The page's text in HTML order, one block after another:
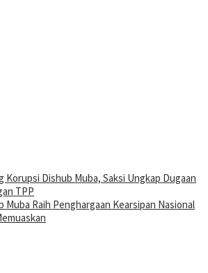
Korupsi Dishub Muba, Saksi Ungkap Dugaan
TPP
Muba Raih Penghargaan Kearsipan Nasional